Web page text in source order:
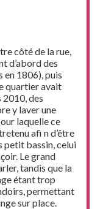
côté de la rue,
d’abord des
en 1806), puis
quartier avait
2010, des
y laver une
laquelle ce
afi n d’être
petit bassin, celui
Le grand
tandis que la
étant trop
permettant
sur place.